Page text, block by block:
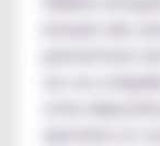
incluant des
permettront
sur vos e-
votre
questions et